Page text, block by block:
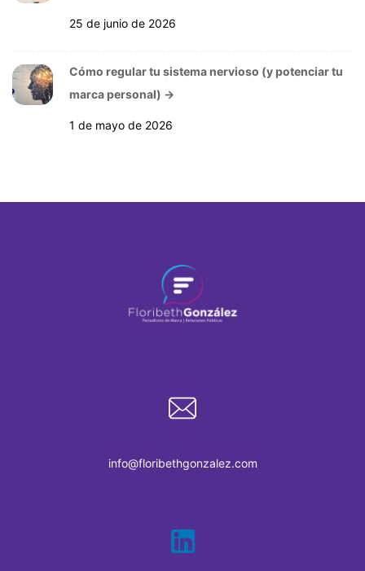
25 de junio de 2026
Cómo regular tu sistema nervioso (y potenciar tu
marca personal) →
1 de mayo de 2026
info@floribethgonzalez.com